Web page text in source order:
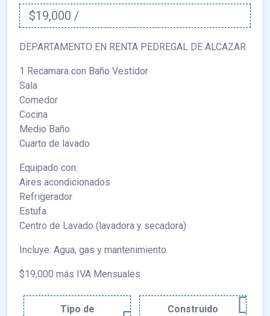
$19,000 /
DEPARTAMENTO EN RENTA PEDREGAL DE ALCAZAR
1 Recamara con Baño Vestidor
Sala
Comedor
Cocina
Medio Baño
Cuarto de lavado
Equipado con:
Aires acondicionados
Refrigerador
Estufa
Centro de Lavado (lavadora y secadora)
Incluye: Agua, gas y mantenimiento.
$19,000 más IVA Mensuales
Tipo de
Construido